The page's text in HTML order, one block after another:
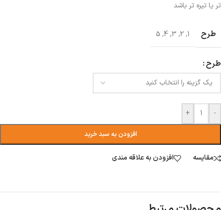
تر یا تیره تر باشد
طرح 1
,
2
,
3
,
4
,
5
طرح
-
+
افزودن به سبد خرید
مقایسه افزودن به علاقه مندی